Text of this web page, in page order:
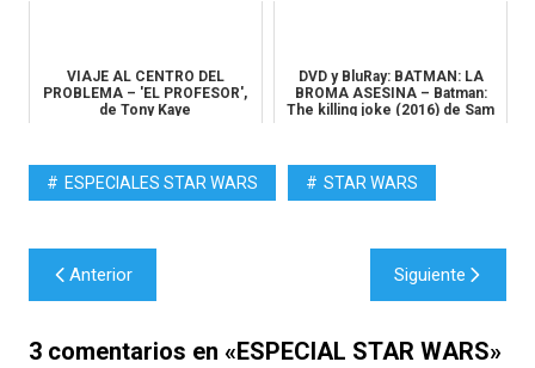
VIAJE AL CENTRO DEL
PROBLEMA – 'EL PROFESOR',
de Tony Kaye
DVD y BluRay: BATMAN: LA
BROMA ASESINA – Batman:
The killing joke (2016) de Sam
ESPECIALES STAR WARS STAR WARS
Navegación
de
entradas
Anterior Siguiente
3 comentarios en «ESPECIAL STAR WARS»